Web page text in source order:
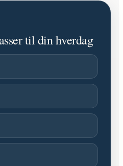
til din hverdag